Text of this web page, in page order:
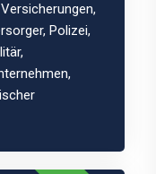
Polizei,